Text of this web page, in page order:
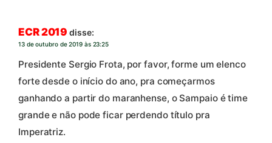
ECR 2019 disse:
13 de outubro de 2019 às 23:25
Presidente Sergio Frota, por favor, forme um elenco
forte desde o início do ano, pra começarmos
ganhando a partir do maranhense, o Sampaio é time
grande e não pode ficar perdendo título pra
Imperatriz.